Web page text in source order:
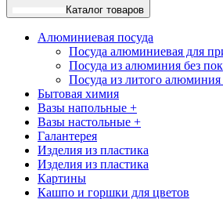
Каталог товаров
Алюминиевая посуда
Посуда алюминиевая для
Посуда из алюминия без
Посуда из литого
Бытовая химия
Вазы напольные +
Вазы настольные +
Галантерея
Изделия из пластика
Изделия из пластика
Картины
Кашпо и горшки для цветов